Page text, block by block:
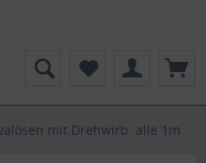
mit Drehwirb. alle 1m